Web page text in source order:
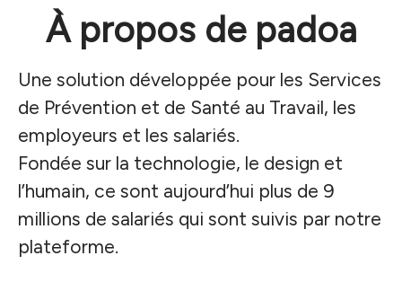
À propos de padoa
Une solution développée pour les Services
de Prévention et de Santé au Travail, les
employeurs et les salariés.
Fondée sur la technologie, le design et
l’humain, ce sont aujourd’hui plus de 9
millions de salariés qui sont suivis par notre
plateforme.